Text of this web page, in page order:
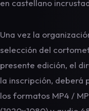
en castellano
Una vez la
selección del
presente edición, el
la inscripción, deberá
los formatos MP4 /